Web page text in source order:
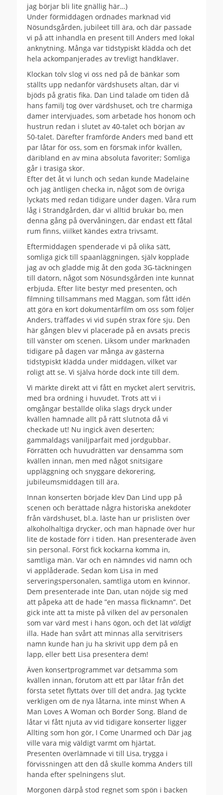
jag börjar bli lite gnällig här…)
Under förmiddagen ordnades marknad vid
Nösundsgården, jubileet till ära, och där passade
vi på att inhandla en present till Anders med lokal
anknytning. Många var tidstypiskt klädda och det
hela ackompanjerades av trevligt handklaver.
Klockan tolv slog vi oss ned på de bänkar som
ställts upp nedanför värdshusets altan, där vi
bjöds på gratis fika. Dan Lind talade om tiden då
hans familj tog över värdshuset, och tre charmiga
damer intervjuades, som arbetade hos honom och
hustrun redan i slutet av 40-talet och början av
50-talet. Därefter framförde Anders med band ett
par låtar för oss, som en försmak inför kvällen,
däribland en av mina absoluta favoriter; Somliga
går i trasiga skor.
Efter det åt vi lunch och sedan kunde Madelaine
och jag äntligen checka in, något som de övriga
lyckats med redan tidigare under dagen. Våra rum
låg i Strandgården, där vi alltid brukar bo, men
denna gång på övervåningen, där endast ett fåtal
rum finns, viilket kändes extra trivsamt.
Eftermiddagen spenderade vi på olika sätt,
somliga gick till spaanläggningen, själv kopplade
jag av och gladde mig åt den goda 3G-täckningen
till datorn, något som Nösundsgården inte kunnat
erbjuda. Efter lite bestyr med presenten, och
filmning tillsammans med Maggan, som fått idén
att göra en kort dokumentärfilm om oss som följer
Anders, träffades vi vid supén strax före sju. Den
här gången blev vi placerade på en avsats precis
till vänster om scenen. Liksom under marknaden
tidigare på dagen var många av gästerna
tidstypiskt klädda under middagen, vilket var
roligt att se. Vi själva hörde dock inte till dem.
Vi märkte direkt att vi fått en mycket alert servitris,
med bra ordning i huvudet. Trots att vi i
omgångar beställde olika slags dryck under
kvällen hamnade allt på rätt slutnota då vi
checkade ut! Nu ingick även deserten;
gammaldags vaniljparfait med jordgubbar.
Förrätten och huvudrätten var densamma som
kvällen innan, men med något snitsigare
uppläggning och snyggare dekorering,
jubileumsmiddagen till ära.
Innan konserten började klev Dan Lind upp på
scenen och berättade några historiska anekdoter
från värdshuset, bl.a. läste han ur prislisten över
alkoholhaltiga drycker, och man häpnade över hur
lite de kostade förr i tiden. Han presenterade även
sin personal. Först fick kockarna komma in,
samtliga män. Var och en nämndes vid namn och
vi applåderade. Sedan kom Lisa in med
serveringspersonalen, samtliga utom en kvinnor.
Dem presenterade inte Dan, utan nöjde sig med
att påpeka att de hade ”en massa flicknamn”. Det
gick inte att ta miste på vilken del av personalen
som var värd mest i hans ögon, och det lät väldigt
illa. Hade han svårt att minnas alla servitrisers
namn kunde han ju ha skrivit upp dem på en
lapp, eller bett Lisa presentera dem!
Även konsertprogrammet var detsamma som
kvällen innan, förutom att ett par låtar från det
första setet flyttats över till det andra. Jag tyckte
verkligen om de nya låtarna, inte minst When A
Man Loves A Woman och Border Song. Bland de
låtar vi fått njuta av vid tidigare konserter ligger
Allting som hon gör, I Come Unarmed och Där jag
ville vara mig väldigt varmt om hjärtat.
Presenten överlämnade vi till Lisa, trygga i
förvissningen att den då skulle komma Anders till
handa efter spelningens slut.
Morgonen därpå stod regnet som spön i backen